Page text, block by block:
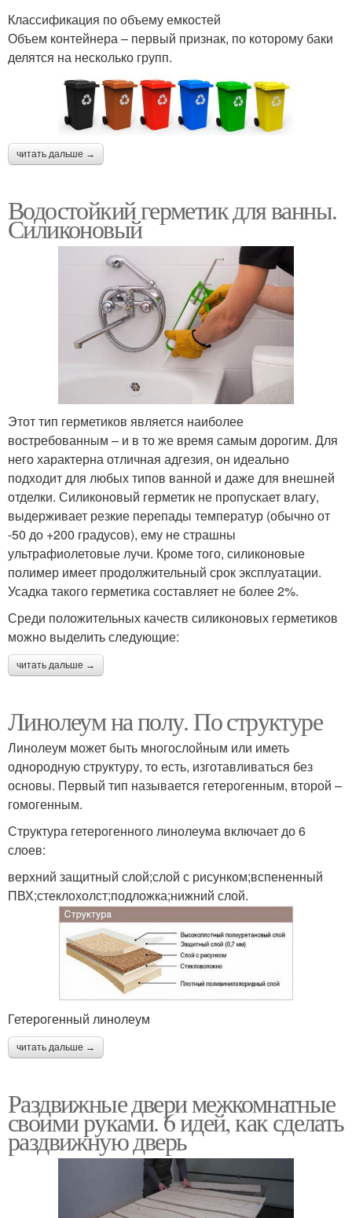
Классификация по объему емкостей
Объем контейнера – первый признак, по которому баки
делятся на несколько групп.
читать дальше →
Водостойкий герметик для ванны.
Силиконовый
Этот тип герметиков является наиболее
востребованным – и в то же время самым дорогим. Для
него характерна отличная адгезия, он идеально
подходит для любых типов ванной и даже для внешней
отделки. Силиконовый герметик не пропускает влагу,
выдерживает резкие перепады температур (обычно от
-50 до +200 градусов), ему не страшны
ультрафиолетовые лучи. Кроме того, силиконовые
полимер имеет продолжительный срок эксплуатации.
Усадка такого герметика составляет не более 2%.
Среди положительных качеств силиконовых герметиков
можно выделить следующие:
читать дальше →
Линолеум на полу. По структуре
Линолеум может быть многослойным или иметь
однородную структуру, то есть, изготавливаться без
основы. Первый тип называется гетерогенным, второй –
гомогенным.
Структура гетерогенного линолеума включает до 6
слоев:
верхний защитный слой;слой с рисунком;вспененный
ПВХ;стеклохолст;подложка;нижний слой.
Гетерогенный линолеум
читать дальше →
Раздвижные двери межкомнатные
своими руками. 6 идей, как сделать
раздвижную дверь